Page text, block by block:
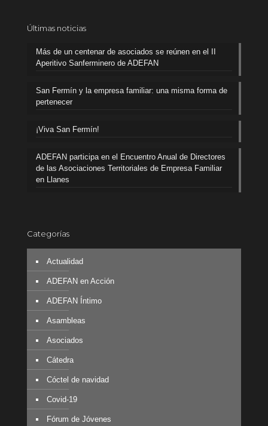
Últimas noticias
Más de un centenar de asociados se reúnen en el II
Aperitivo Sanferminero de ADEFAN
San Fermín y la empresa familiar: una misma forma de
pertenecer
¡Viva San Fermín!
ADEFAN participa en el Encuentro Anual de Directores
de las Asociaciones Territoriales de Empresa Familiar
en Llanes
Categorías
Actualidad
ADEFAN en Acción
ADEFAN Íntimo
Asambleas
Asociados
Cátedra
Cóctel de navidad
Covid-19
Fórum de Jóvenes